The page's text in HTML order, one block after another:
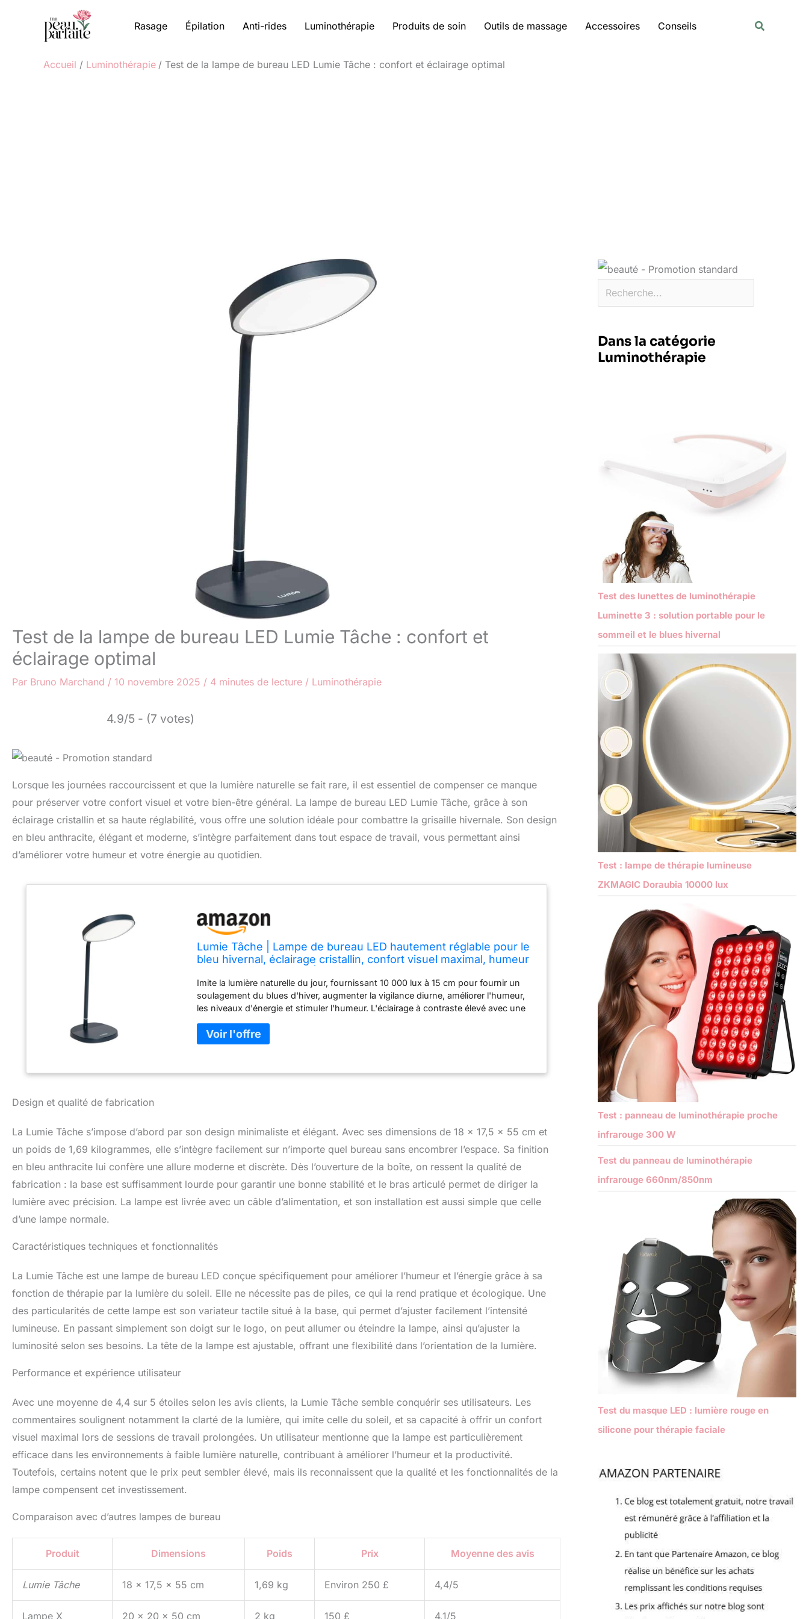
Rasage Épilation Anti-rides Luminothérapie Produits de soin Outils de massage Accessoires Conseils
Accueil Luminothérapie Test de la lampe de bureau LED Lumie Tâche : confort et éclairage optimal
Test de la lampe de bureau LED Lumie Tâche : confort et
éclairage optimal
Par Bruno Marchand / 10 novembre 2025 / 4 minutes de lecture / Luminothérapie
4.9/5 - (7 votes)
Lorsque les journées raccourcissent et que la lumière naturelle se fait rare, il est essentiel de compenser ce manque
pour préserver votre confort visuel et votre bien-être général. La lampe de bureau LED Lumie Tâche, grâce à son
éclairage cristallin et sa haute réglabilité, vous offre une solution idéale pour combattre la grisaille hivernale. Son design
en bleu anthracite, élégant et moderne, s’intègre parfaitement dans tout espace de travail, vous permettant ainsi
d’améliorer votre humeur et votre énergie au quotidien.
Lumie Tâche | Lampe de bureau LED hautement réglable pour le
bleu hivernal, éclairage cristallin, confort visuel maximal, humeur
Imite la lumière naturelle du jour, fournissant 10 000 lux à 15 cm pour fournir un
soulagement du blues d'hiver, augmenter la vigilance diurne, améliorer l'humeur,
les niveaux d'énergie et stimuler l'humeur. L'éclairage à contraste élevé avec une
assure un confort visuel maximal. LED de qualité supérieure avec un indice de
rendu des couleurs de 95+ pour une représentation fidèle de l'objet. Design
là où nécessaire.
Design et qualité de fabrication
La Lumie Tâche s’impose d’abord par son design minimaliste et élégant. Avec ses dimensions de 18 x 17,5 x 55 cm et
un poids de 1,69 kilogrammes, elle s’intègre facilement sur n’importe quel bureau sans encombrer l’espace. Sa finition
en bleu anthracite lui confère une allure moderne et discrète. Dès l’ouverture de la boîte, on ressent la qualité de
fabrication : la base est suffisamment lourde pour garantir une bonne stabilité et le bras articulé permet de diriger la
lumière avec précision. La lampe est livrée avec un câble d’alimentation, et son installation est aussi simple que celle
d’une lampe normale.
Caractéristiques techniques et fonctionnalités
La Lumie Tâche est une lampe de bureau LED conçue spécifiquement pour améliorer l’humeur et l’énergie grâce à sa
fonction de thérapie par la lumière du soleil. Elle ne nécessite pas de piles, ce qui la rend pratique et écologique. Une
des particularités de cette lampe est son variateur tactile situé à la base, qui permet d’ajuster facilement l’intensité
lumineuse. En passant simplement son doigt sur le logo, on peut allumer ou éteindre la lampe, ainsi qu’ajuster la
luminosité selon ses besoins. La tête de la lampe est ajustable, offrant une flexibilité dans l’orientation de la lumière.
Performance et expérience utilisateur
Avec une moyenne de 4,4 sur 5 étoiles selon les avis clients, la Lumie Tâche semble conquérir ses utilisateurs. Les
commentaires soulignent notamment la clarté de la lumière, qui imite celle du soleil, et sa capacité à offrir un confort
visuel maximal lors de sessions de travail prolongées. Un utilisateur mentionne que la lampe est particulièrement
efficace dans les environnements à faible lumière naturelle, contribuant à améliorer l’humeur et la productivité.
Toutefois, certains notent que le prix peut sembler élevé, mais ils reconnaissent que la qualité et les fonctionnalités de la
lampe compensent cet investissement.
Comparaison avec d’autres lampes de bureau
Produit Dimensions Poids Prix Moyenne des avis
Lumie Tâche 18 x 17,5 x 55 cm 1,69 kg Environ 250 £ 4,4/5
Lampe X 20 x 20 x 50 cm 2 kg 150 £ 4,1/5
Dans la catégorie
Luminothérapie
Test des lunettes de luminothérapie
Luminette 3 : solution portable pour le
sommeil et le blues hivernal
Test : lampe de thérapie lumineuse
ZKMAGIC Doraubia 10000 lux
Test : panneau de luminothérapie proche
infrarouge 300 W
Test du panneau de luminothérapie
infrarouge 660nm/850nm
Test du masque LED : lumière rouge en
silicone pour thérapie faciale